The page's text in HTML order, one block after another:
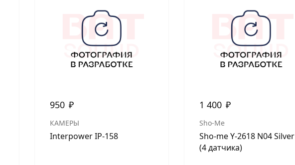
950 ₽
КАМЕРЫ
Interpower IP-158
1 400 ₽
Sho-Me
Sho-me Y-2618 N04 Silver
(4 датчика)